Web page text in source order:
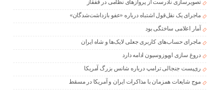
تصویرسازی نادرست از پروازهای نظامی در قفقاز
ماجرای یک نقل‌قول اشتباه درباره «عفو بازداشت‌شدگان»
آمار اعلامی ساختگی بود
ماجرای حساب‌های کاربری جعلی لایک‌ها و شاه ایران
دروغ سازی اوپوزوسیون ادامه دارد
ری‌پست جنجالی ترامپ درباره شانس بزرگ آمریکا
موج شایعات همزمان با مذاکرات ایران و آمریکا در مسقط